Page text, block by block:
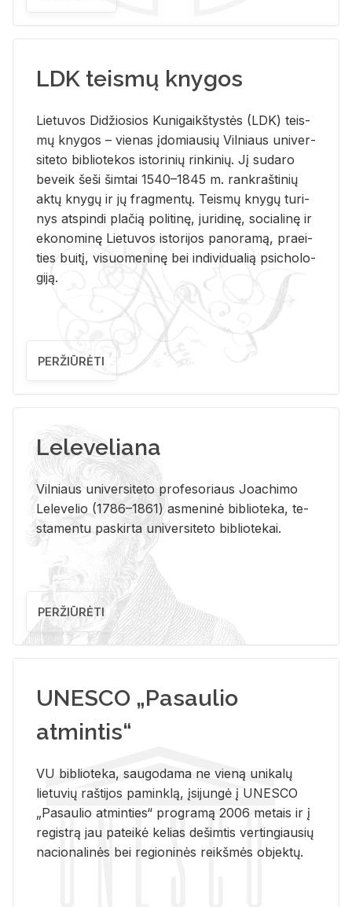
LDK teismų knygos
Lie­tu­vos Di­džio­sios Ku­ni­gaikš­tys­tės (LDK) teis­
mų kny­gos – vie­nas įdo­miau­sių Vil­niaus uni­ver­
si­te­to bi­b­lio­te­kos is­to­ri­nių rin­ki­nių. Jį su­da­ro
be­veik šeši šim­tai 1540–1845 m. rank­raš­ti­nių
aktų kny­gų ir jų frag­men­tų. Teis­mų kny­gų tu­ri­
nys at­spin­di pla­čią po­li­ti­nę, ju­ri­di­nę, so­cia­li­nę ir
eko­no­mi­nę Lie­tu­vos is­to­ri­jos pa­no­ra­mą, pra­ei­
ties bui­tį, vi­suo­me­ni­nę bei in­di­vi­dua­lią psi­cho­lo­
gi­ją.
PERŽIŪRĖTI
Leleveliana
Vil­niaus uni­ver­si­te­to pro­fe­so­riaus Jo­a­chi­mo
Le­le­ve­lio (1786–1861) as­me­ni­nė bi­b­lio­te­ka, te­
sta­men­tu pa­skir­ta uni­ver­si­te­to bi­b­lio­te­kai.
PERŽIŪRĖTI
UNESCO „Pasaulio
atmintis“
VU biblioteka, saugodama ne vieną unikalų
lietuvių raštijos paminklą, įsijungė į UNESCO
„Pasaulio atminties“ programą 2006 metais ir į
registrą jau pateikė kelias dešimtis vertingiausių
nacionalinės bei regioninės reikšmės objektų.